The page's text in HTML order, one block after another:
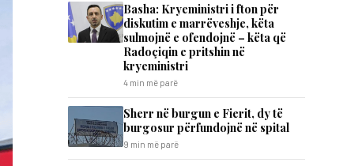
Basha: Kryeministri i fton për
diskutim e marrëveshje, këta
sulmojnë e ofendojnë – këta që
Radoçiqin e pritshin në
kryeministri
4 min më parë
Sherr në burgun e Fierit, dy të
burgosur përfundojnë në spital
9 min më parë